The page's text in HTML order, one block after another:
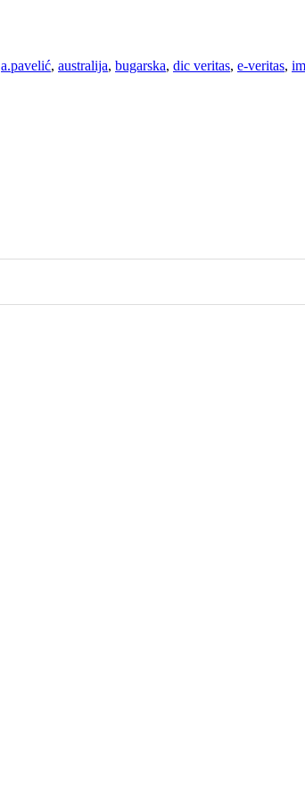
a.pavelić, australija, bugarska, dic veritas, e-veritas,